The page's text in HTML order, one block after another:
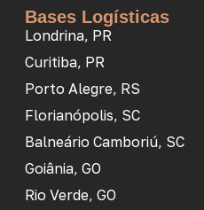
Bases Logísticas
Londrina, PR
Curitiba, PR
Porto Alegre, RS
Florianópolis, SC
Balneário Camboriú, SC
Goiânia, GO
Rio Verde, GO